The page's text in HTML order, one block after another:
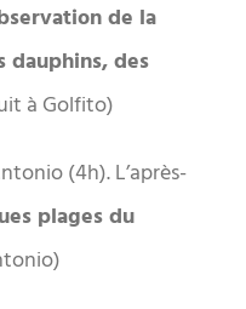
de la
dauphins, des
à Golfito)
(4h). L’après-
plages du